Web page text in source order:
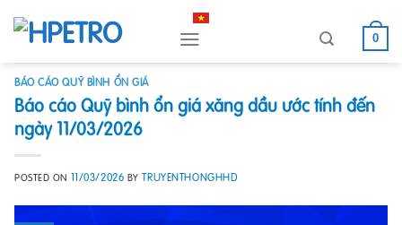
content
0
BÁO CÁO QUỸ BÌNH ỔN GIÁ
Báo cáo Quỹ bình ổn giá xăng dầu ước tính đến
ngày 11/03/2026
POSTED ON 11/03/2026 BYTRUYENTHONGHHD